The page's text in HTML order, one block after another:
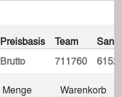
Preisbasis Team
Brutto 711760
Menge Warenkorb